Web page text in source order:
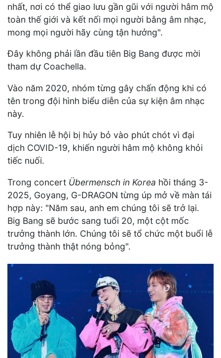
nhất, nơi có thể giao lưu gần gũi với người hâm mộ
toàn thế giới và kết nối mọi người bằng âm nhạc,
mong mọi người hãy cùng tận hưởng".
Đây không phải lần đầu tiên Big Bang được mời
tham dự Coachella.
Vào năm 2020, nhóm từng gây chấn động khi có
tên trong đội hình biểu diễn của sự kiện âm nhạc
này.
Tuy nhiên lễ hội bị hủy bỏ vào phút chót vì đại
dịch COVID-19, khiến người hâm mộ không khỏi
tiếc nuối.
Trong concert Übermensch in Korea hồi tháng 3-
2025, Goyang, G-DRAGON từng úp mở về màn tái
hợp này: "Năm sau, anh em chúng tôi sẽ trở lại.
Big Bang sẽ bước sang tuổi 20, một cột mốc
trưởng thành lớn. Chúng tôi sẽ tổ chức một buổi lễ
trưởng thành thật nóng bỏng".